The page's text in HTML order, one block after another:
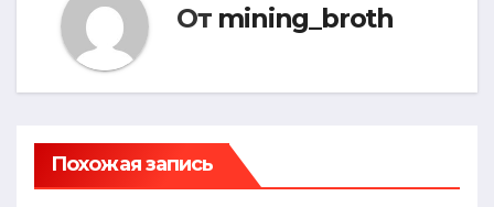
От mining_broth
Похожая запись